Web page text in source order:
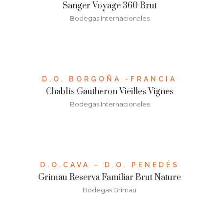
Sanger Voyage 360 Brut
Bodegas Internacionales
D.O. BORGOÑA -FRANCIA
Chablís Gautheron Vieilles Vignes
Bodegas Internacionales
D.O.CAVA – D.O. PENEDÉS
Grimau Reserva Familiar Brut Nature
Bodegas Grimau